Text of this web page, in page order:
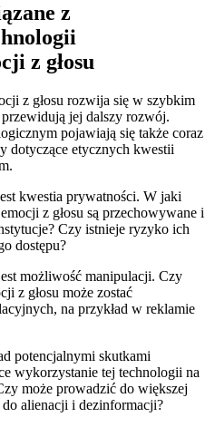
z
z​ głosu
⁤z głosu rozwija się w szybkim
jej ​dalszy rozwój.
pojawiają się także coraz
dotyczące etycznych kwestii
‌kwestia⁢ prywatności. W jaki
z głosu ⁤są przechowywane‌ i
‌Czy istnieje ryzyko ⁢ich
dostępu?
możliwość ⁤manipulacji. Czy
z głosu ⁤może zostać
​na ⁣przykład w ⁢reklamie
potencjalnymi skutkami
wykorzystanie tej technologii na
może prowadzić do większej
alienacji i dezinformacji?